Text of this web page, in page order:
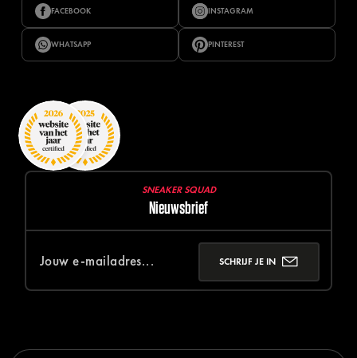
FACEBOOK INSTAGRAM
WHATSAPP PINTEREST
SNEAKER SQUAD
Nieuwsbrief
SCHRIJF JE IN